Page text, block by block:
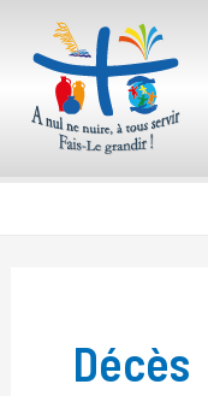
contenu
Décès
Pagination
d’article